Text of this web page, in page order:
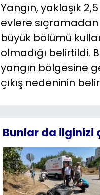
Yangın, yaklaşık
evlere
büyük bölümü
olmadığı belirtildi.
yangın bölgesine
çıkış nedeninin
Bunlar da ilginizi